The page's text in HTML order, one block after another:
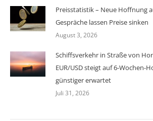
Preisstatistik – Neue Hoffnung
Gespräche lassen Preise sinken
August 3, 2026
Schiffsverkehr in Straße von
EUR/USD steigt auf 6-Wochen-
günstiger erwartet
Juli 31, 2026